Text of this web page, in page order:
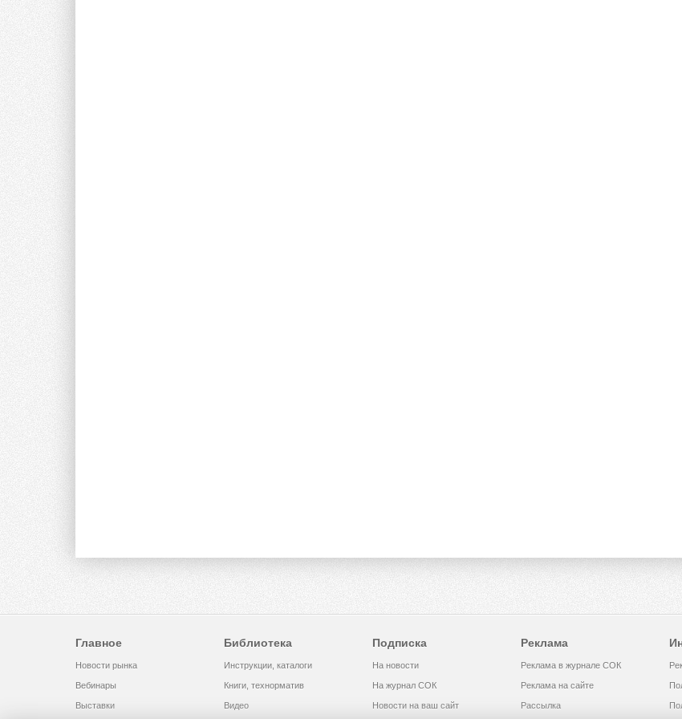
Главное
Новости рынка
Вебинары
Выставки
Библиотека
Инструкции, каталоги
Книги, технорматив
Видео
Подписка
На новости
На журнал СОК
Новости на ваш сайт
Реклама
Реклама в журнале СОК
Реклама на сайте
Рассылка